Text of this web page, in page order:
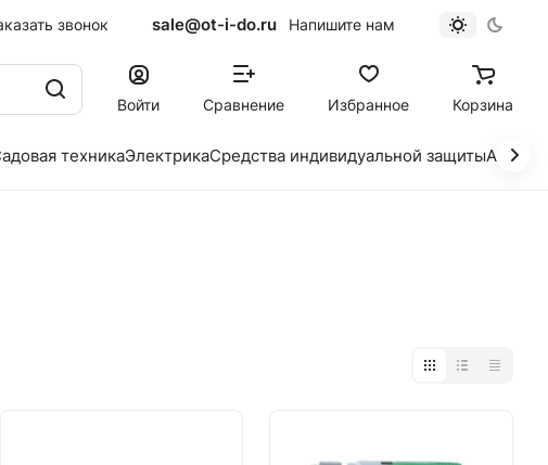
звонок sale@ot-i-do.ru Напишите нам
Войти Сравнение Избранное Корзина
техникаЭлектрикаСредства индивидуальной защиты